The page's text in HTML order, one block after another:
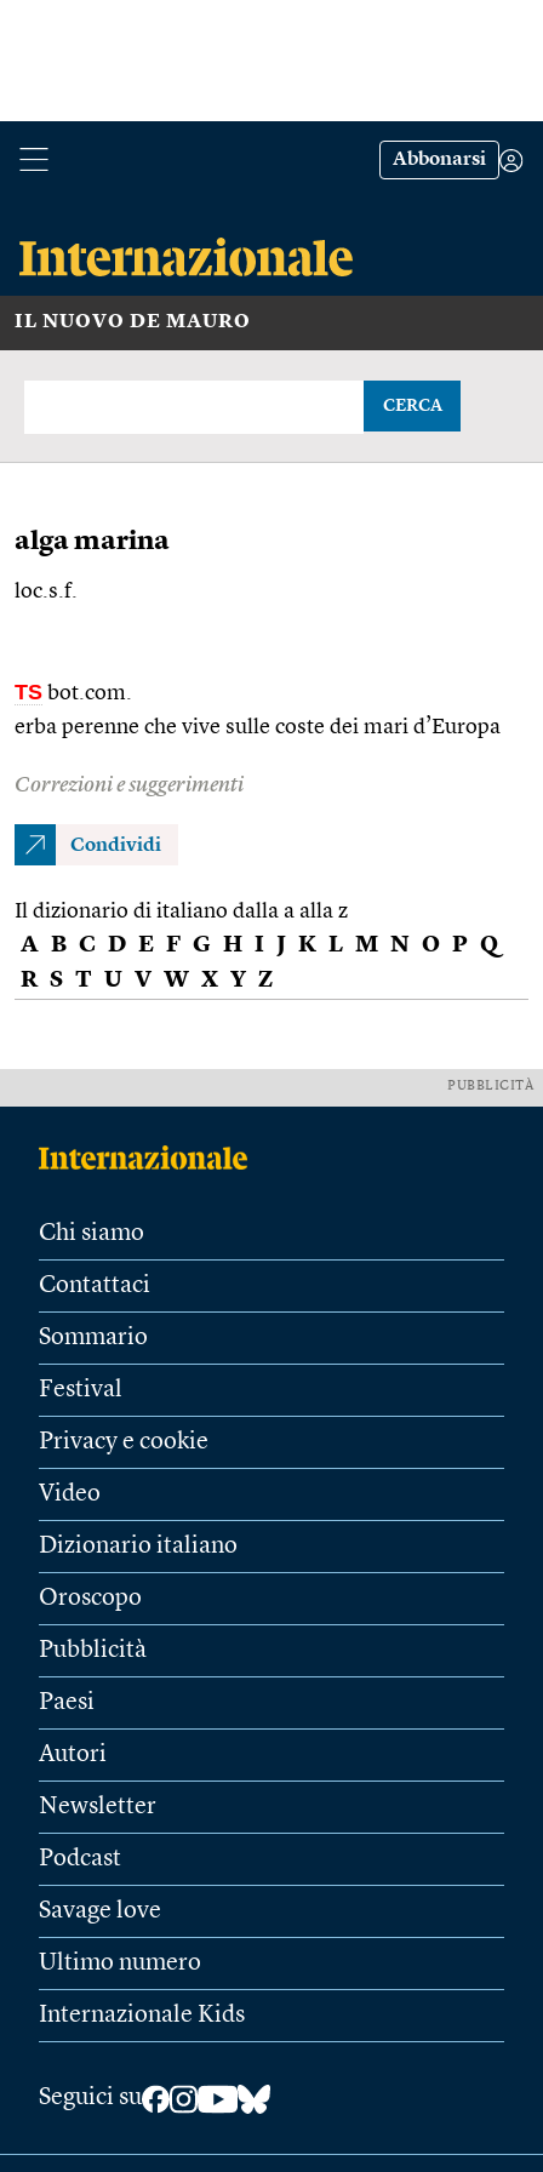
Abbonarsi
IL NUOVO DE MAURO
CERCA
alga marina
loc.s.f.
TS bot.com.
erba perenne che vive sulle coste dei mari d’Europa
Correzioni e suggerimenti
Condividi
Il dizionario di italiano dalla a alla z
A B C D E F G H I J K L M N O P Q
R S T U V W X Y Z
PUBBLICITÀ
Chi siamo
Contattaci
Sommario
Festival
Privacy e cookie
Video
Dizionario italiano
Oroscopo
Pubblicità
Paesi
Autori
Newsletter
Podcast
Savage love
Ultimo numero
Internazionale Kids
Seguici su